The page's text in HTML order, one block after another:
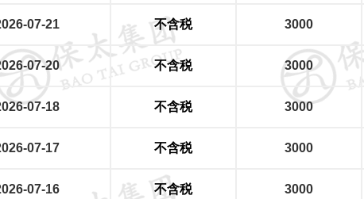
07-21 不含税 3000
07-20 不含税 3000
07-18 不含税 3000
07-17 不含税 3000
07-16 不含税 3000